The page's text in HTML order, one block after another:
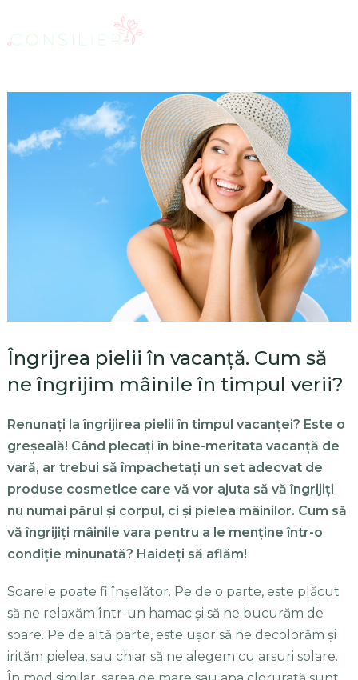
Îngrijrea pielii în vacanţă. Cum să
ne îngrijim mâinile în timpul verii?
Renunaţi la îngrijirea pielii în timpul vacanţei? Este o
greşeală! Când plecaţi în bine-meritata vacanţă de
vară, ar trebui să împachetaţi un set adecvat de
produse cosmetice care vă vor ajuta să vă îngrijiţi
nu numai părul şi corpul, ci şi pielea mâinilor. Cum să
vă îngrijiţi mâinile vara pentru a le menţine într-o
condiţie minunată? Haideţi să aflăm!
Soarele poate fi înşelător. Pe de o parte, este plăcut
să ne relaxăm într-un hamac şi să ne bucurăm de
soare. Pe de altă parte, este uşor să ne decolorăm şi
irităm pielea, sau chiar să ne alegem cu arsuri solare.